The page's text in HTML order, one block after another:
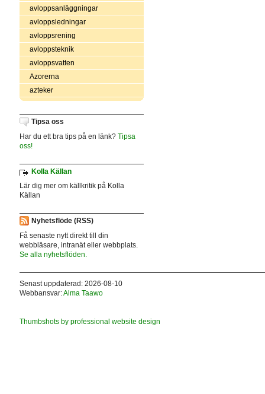
avloppsanläggningar
avloppsledningar
avloppsrening
avloppsteknik
avloppsvatten
Azorerna
azteker
Tipsa oss
Har du ett bra tips på en länk? Tipsa
oss!
Kolla Källan
Lär dig mer om källkritik på Kolla
Källan
Nyhetsflöde (RSS)
Få senaste nytt direkt till din
webbläsare, intranät eller webbplats.
Se alla nyhetsflöden.
Senast uppdaterad: 2026-08-10
Webbansvar:Alma Taawo
Thumbshots by professional website design